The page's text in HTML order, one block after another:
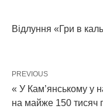
Відлуння «Гри в
PREVIOUS
« У Кам’янському у
на майже 150 тисяч